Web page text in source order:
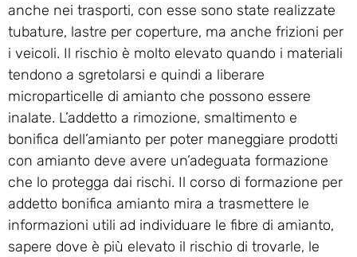
anche nei trasporti, con esse sono state realizzate
tubature, lastre per coperture, ma anche frizioni per
i veicoli. Il rischio è molto elevato quando i materiali
tendono a sgretolarsi e quindi a liberare
microparticelle di amianto che possono essere
inalate. L’addetto a rimozione, smaltimento e
bonifica dell’amianto per poter maneggiare prodotti
con amianto deve avere un’adeguata formazione
che lo protegga dai rischi. Il corso di formazione per
addetto bonifica amianto mira a trasmettere le
informazioni utili ad individuare le fibre di amianto,
sapere dove è più elevato il rischio di trovarle, le